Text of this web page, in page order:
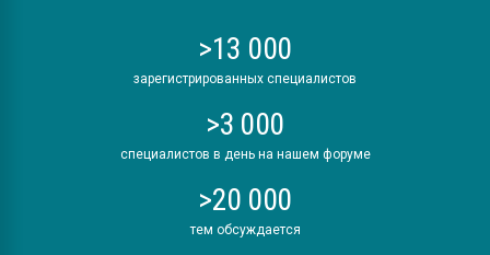
>13 000
зарегистрированных специалистов
>3 000
специалистов в день на нашем форуме
>20 000
тем обсуждается